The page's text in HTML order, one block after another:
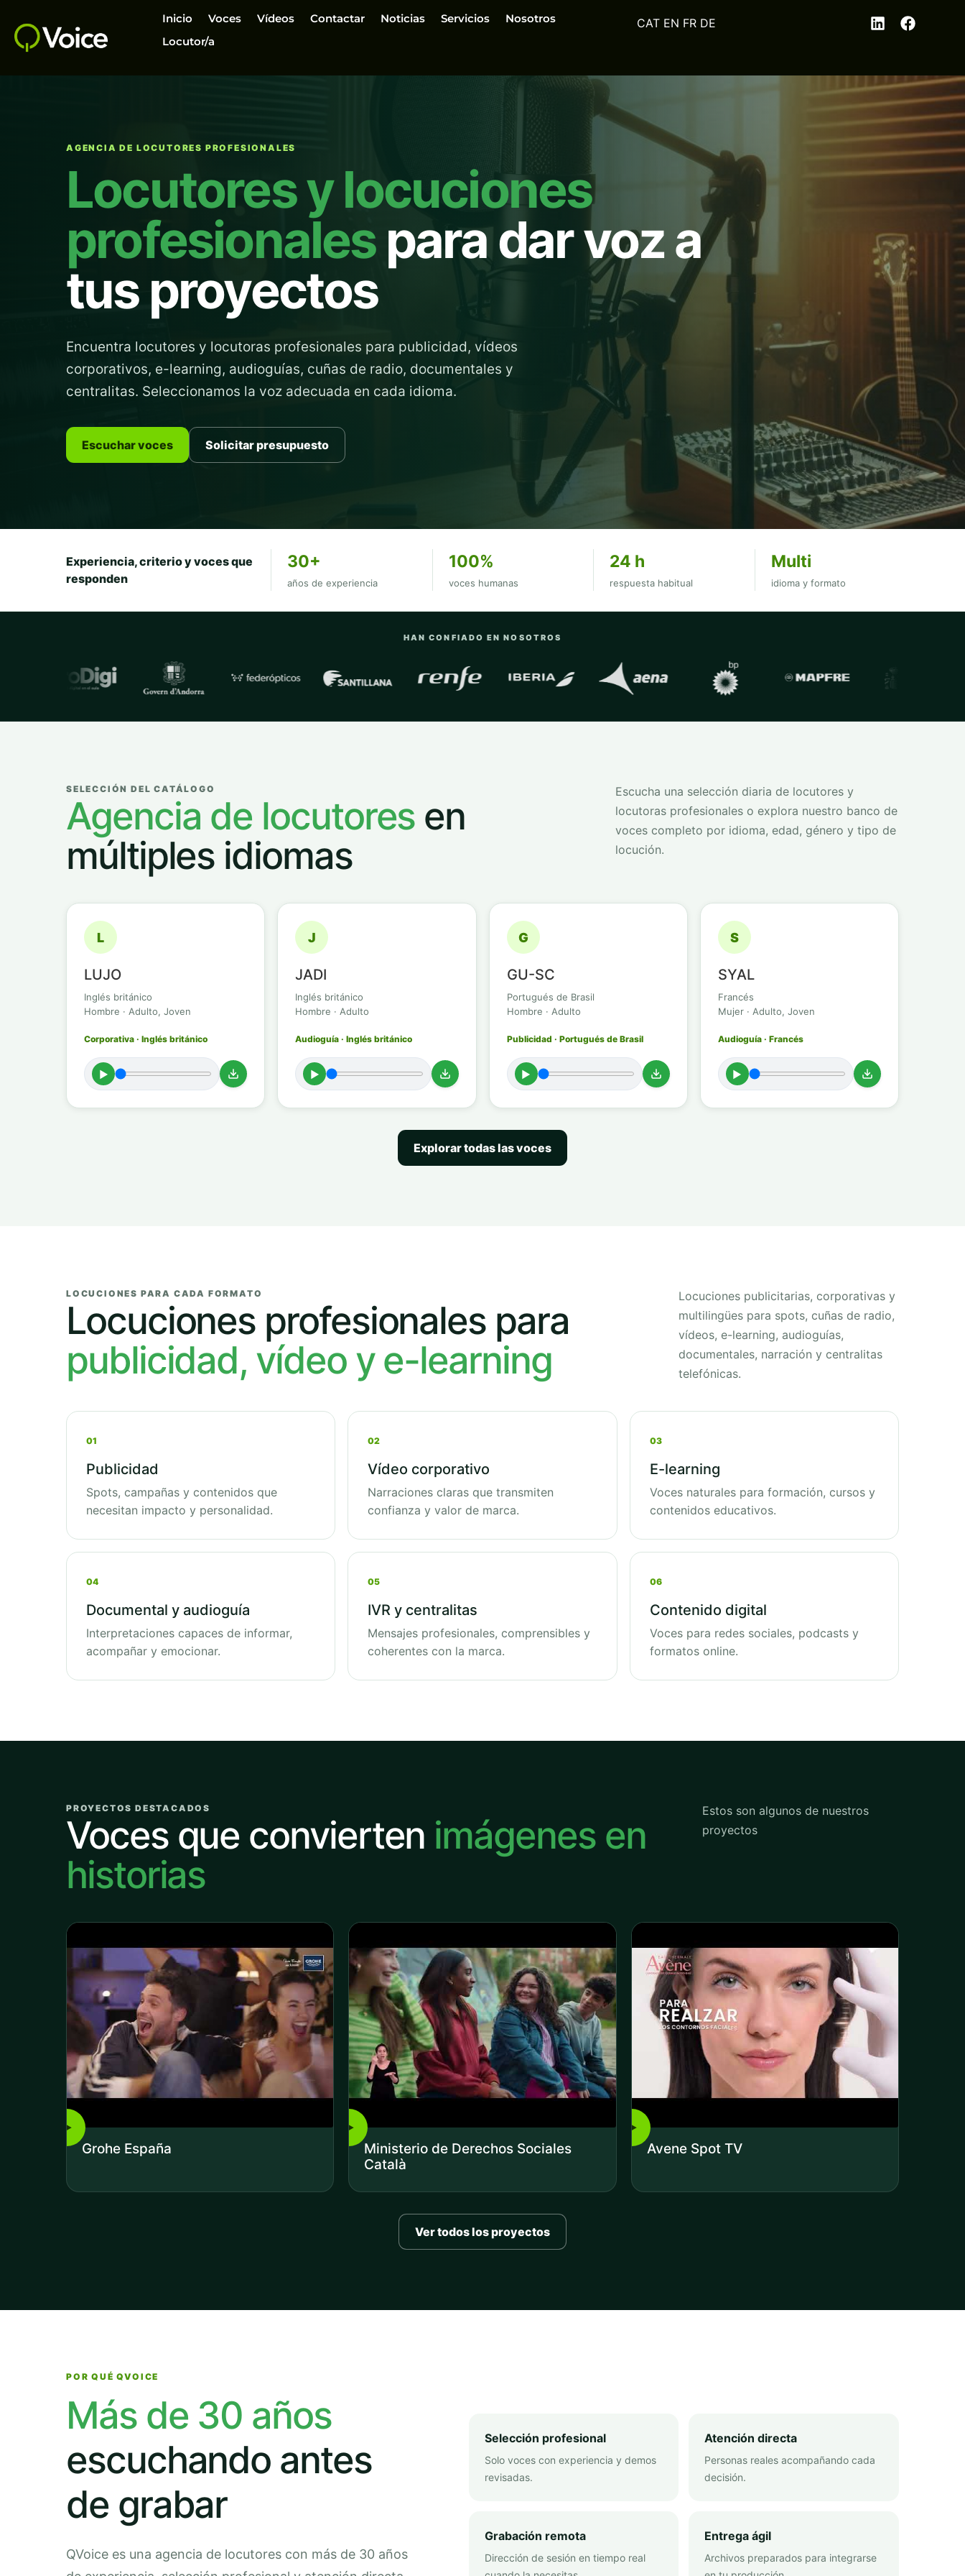
Inicio Voces Vídeos Contactar Noticias Servicios
Nosotros
Locutor/a
EN FR DE
AGENCIA DE LOCUTORES PROFESIONALES
Locutores y locuciones
profesionalespara dar voz a
tus proyectos
Encuentra locutores y locutoras profesionales para publicidad, vídeos
corporativos, e-learning, audioguías, cuñas de radio, documentales y
centralitas. Seleccionamos la voz adecuada en cada idioma.
Escuchar voces Solicitar presupuesto
Experiencia, criterio y voces que
responden
30+
años de experiencia
100%
voces humanas
24 h
respuesta habitual
Multi
idioma y formato
HAN CONFIADO EN NOSOTROS
Empresas y organizaciones con las que trabajaQVoice
SELECCIÓN DEL CATÁLOGO
Agencia de locutores en
múltiples idiomas
Escucha una selección diaria de locutores y
locutoras profesionales o explora nuestro banco de
voces completo por idioma, edad, género y tipo de
locución.
L
LUJO
Inglés británico
Hombre · Adulto, Joven
Corporativa · Inglés británico
►
J
JADI
Inglés británico
Hombre · Adulto
Audioguía · Inglés británico
►
G
GU-SC
Portugués de Brasil
Hombre · Adulto
Publicidad · Portugués de Brasil
►
S
SYAL
Francés
Mujer · Adulto, Joven
Audioguía · Francés
►
Explorar todas las voces
LOCUCIONES PARA CADA FORMATO
Locuciones profesionales para
publicidad, vídeo y e-learning
Locuciones publicitarias, corporativas y
multilingües para spots, cuñas de radio,
vídeos, e-learning, audioguías,
documentales, narración y centralitas
telefónicas.
01
Publicidad
Spots, campañas y contenidos que
necesitan impacto y personalidad.
02
Vídeo corporativo
Narraciones claras que transmiten
confianza y valor de marca.
03
E-learning
Voces naturales para formación, cursos y
contenidos educativos.
04
Documental y audioguía
Interpretaciones capaces de informar,
acompañar y emocionar.
05
IVR y centralitas
Mensajes profesionales, comprensibles y
coherentes con la marca.
06
Contenido digital
Voces para redes sociales, podcasts y
formatos online.
PROYECTOS DESTACADOS
Voces que convierten imágenes en
historias
Estos son algunos de nuestros
proyectos
▶
Grohe España
▶
Ministerio de Derechos Sociales
Català
▶
Avene Spot TV
Ver todos los proyectos
POR QUÉ QVOICE
Más de 30 años
escuchando antes
de grabar
QVoice es una agencia de locutores con más de 30 años
Selección profesional
Solo voces con experiencia y demos
revisadas.
Atención directa
Personas reales acompañando cada
decisión.
Grabación remota
Dirección de sesión en tiempo real
Entrega ágil
Archivos preparados para integrarse